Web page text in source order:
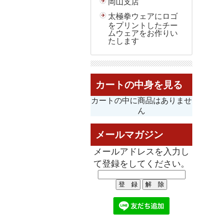
岡山支店
太極拳ウェアにロゴ
をプリントしたチー
ムウェアをお作りい
たします
カートの中身を見る
カートの中に商品はありませ
ん
メールマガジン
メールアドレスを入力し
て登録をしてください。